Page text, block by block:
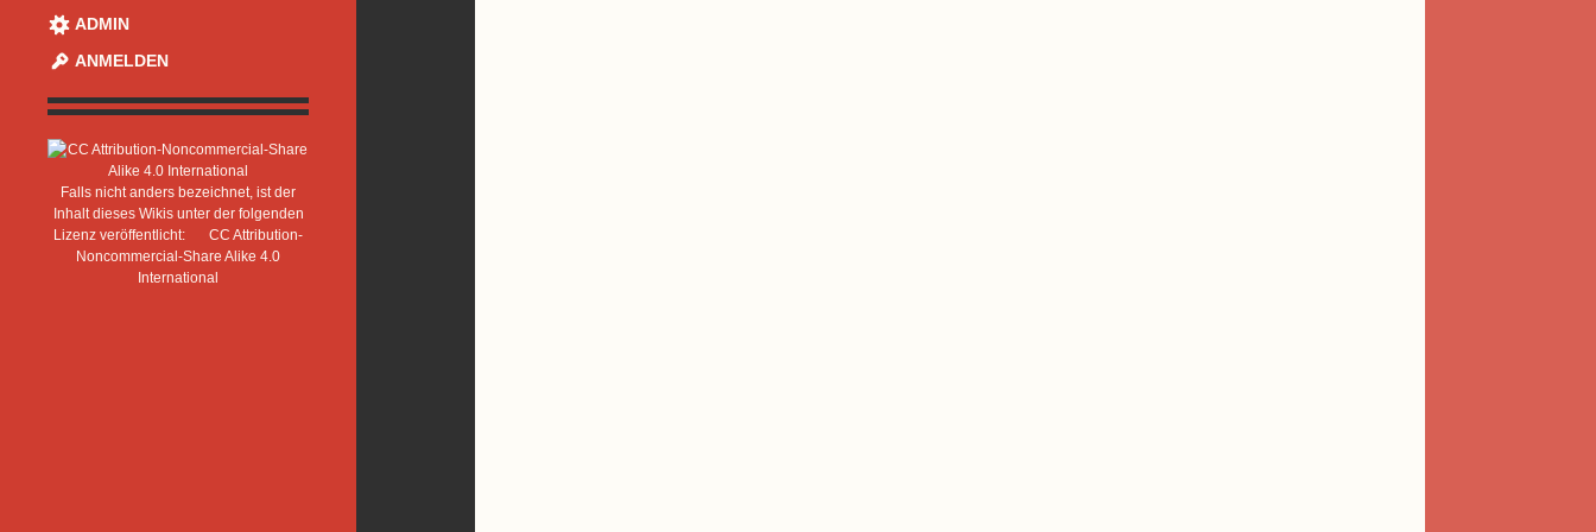
ADMIN
ANMELDEN
Falls nicht anders bezeichnet, ist der
Inhalt dieses Wikis unter der folgenden
Lizenz veröffentlicht:
CC Attribution-
Noncommercial-Share Alike 4.0
International